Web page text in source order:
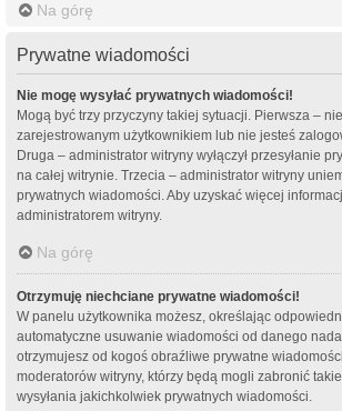
Na górę
Prywatne wiadomości
Nie mogę wysyłać prywatnych wiadomości!
Mogą być trzy przyczyny takiej sytuacji. Pierwsza –
zarejestrowanym użytkownikiem lub nie jesteś
Druga – administrator witryny wyłączył przesyłanie
na całej witrynie. Trzecia – administrator witryny
prywatnych wiadomości. Aby uzyskać więcej
administratorem witryny.
Na górę
Otrzymuję niechciane prywatne wiadomości!
W panelu użytkownika możesz, określając
automatyczne usuwanie wiadomości od danego
otrzymujesz od kogoś obraźliwe prywatne
moderatorów witryny, którzy będą mogli zabronić
wysyłania jakichkolwiek prywatnych wiadomości.